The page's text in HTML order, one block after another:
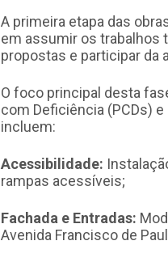
A primeira etapa das
em assumir os trabalhos
propostas e participar da
O foco principal desta
com Deficiência (PCDs)
incluem:
Acessibilidade:
rampas acessíveis;
Fachada e Entradas:
Avenida Francisco de